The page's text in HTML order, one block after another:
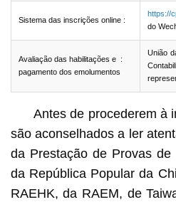
Sistema das inscrições online :
https://
do
Avaliação das habilitações e :
pagamento dos emolumentos
União
Antes de procederem à
são aconselhados a ler
da Prestação de Provas
da República Popular da
RAEHK, da RAEM, de